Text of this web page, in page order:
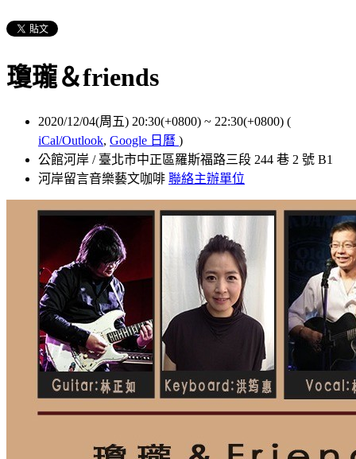
瓊瓏＆friends
2020/12/04(周五) 20:30(+0800) ~ 22:30(+0800) (
iCal/Outlook, Google 日曆 )
公館河岸 / 臺北市中正區羅斯福路三段 244 巷 2 號 B1
河岸留言音樂藝文咖啡 聯絡主辦單位